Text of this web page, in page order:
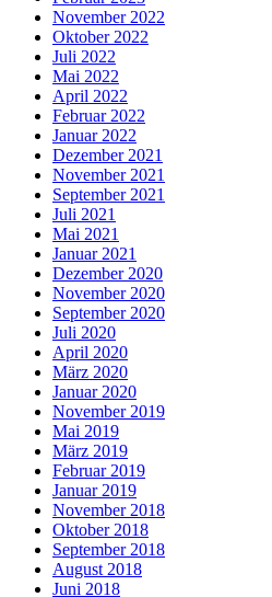
November 2022
Oktober 2022
Juli 2022
Mai 2022
April 2022
Februar 2022
Januar 2022
Dezember 2021
November 2021
September 2021
Juli 2021
Mai 2021
Januar 2021
Dezember 2020
November 2020
September 2020
Juli 2020
April 2020
März 2020
Januar 2020
November 2019
Mai 2019
März 2019
Februar 2019
Januar 2019
November 2018
Oktober 2018
September 2018
August 2018
Juni 2018